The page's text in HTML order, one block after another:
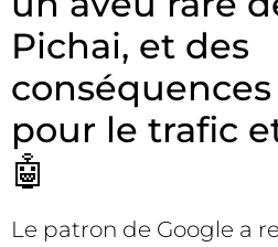
Pichai, et des
pour le trafic
🤖
Le patron de Google a